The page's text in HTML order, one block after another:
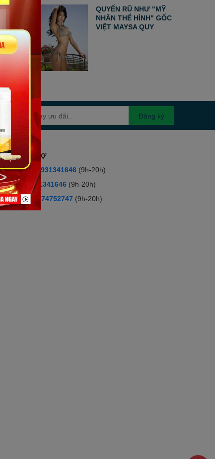
QUYẾN RŨ NHƯ "MỸ
NHÂN THỂ HÌNH" GỐC
VIỆT MAYSA QUY
Đăng ký
đài hỗ trợ
hàng: 0931341646 (9h-20h)
vấn :
0931341646 (9h-20h)
nại:
0974752747 (9h-20h)